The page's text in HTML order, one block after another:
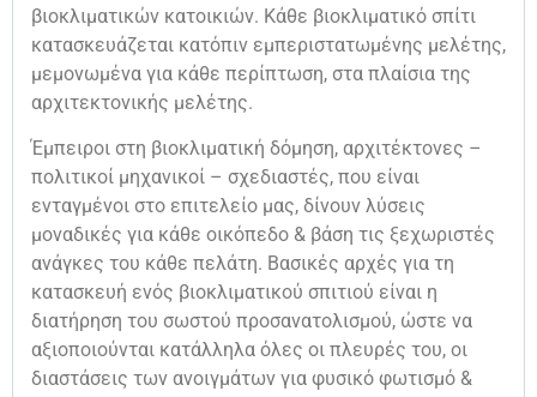
βιοκλιματικών κατοικιών. Κάθε βιοκλιματικό σπίτι
κατασκευάζεται κατόπιν εμπεριστατωμένης μελέτης,
μεμονωμένα για κάθε περίπτωση, στα πλαίσια της
αρχιτεκτονικής μελέτης.
Έμπειροι στη βιοκλιματική δόμηση, αρχιτέκτονες –
πολιτικοί μηχανικοί – σχεδιαστές, που είναι
ενταγμένοι στο επιτελείο μας, δίνουν λύσεις
μοναδικές για κάθε οικόπεδο & βάση τις ξεχωριστές
ανάγκες του κάθε πελάτη. Βασικές αρχές για τη
κατασκευή ενός βιοκλιματικού σπιτιού είναι η
διατήρηση του σωστού προσανατολισμού, ώστε να
αξιοποιούνται κατάλληλα όλες οι πλευρές του, οι
διαστάσεις των ανοιγμάτων για φυσικό φωτισμό &